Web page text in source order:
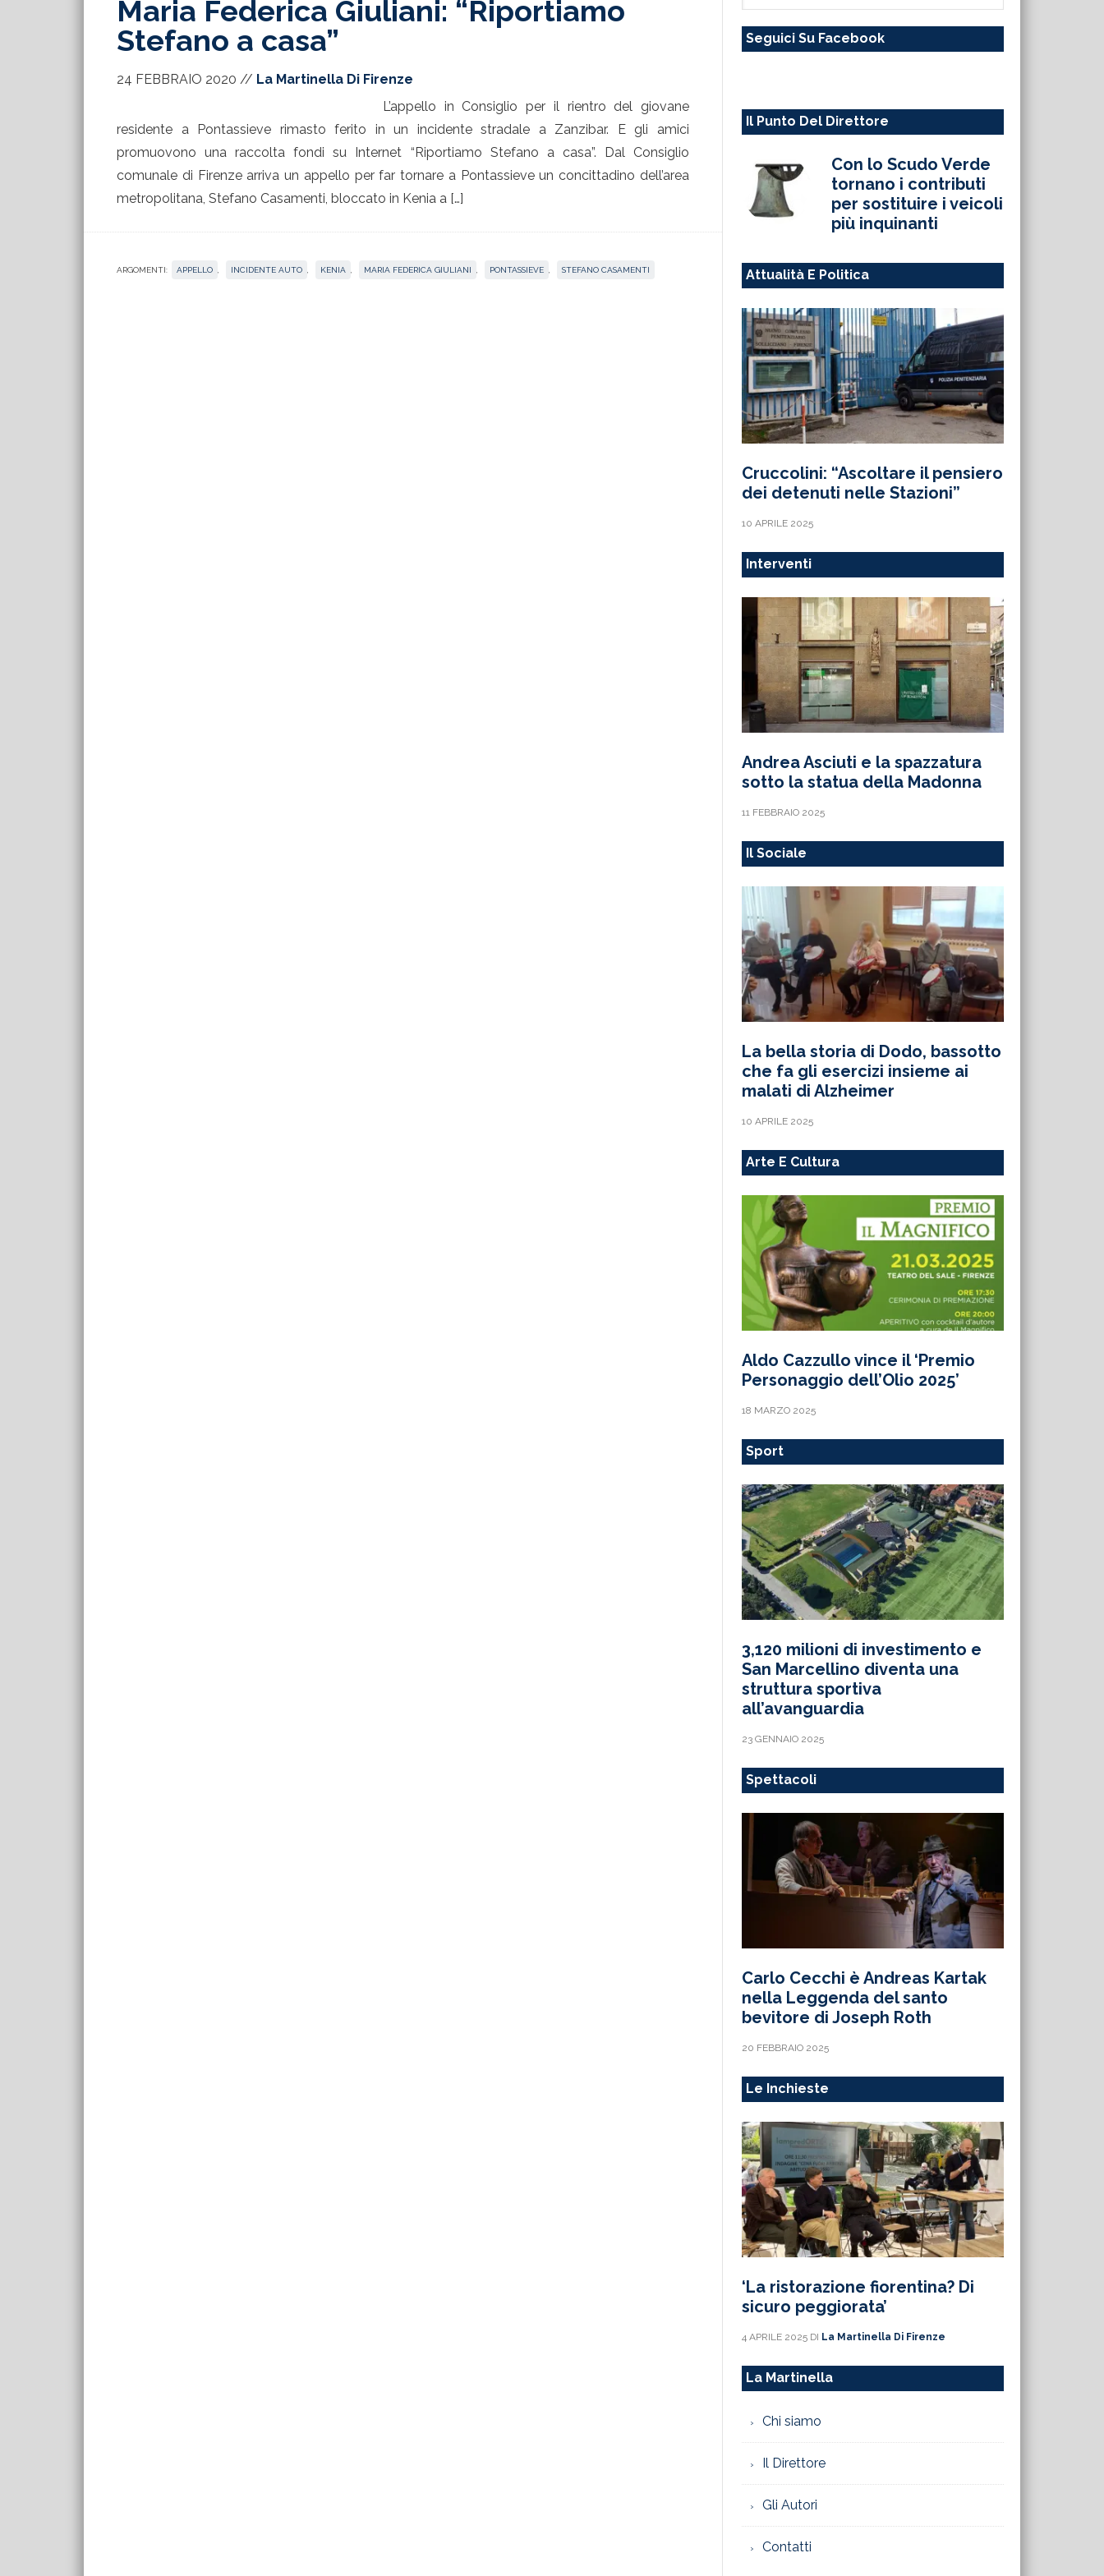
Maria Federica Giuliani: “Riportiamo
Stefano a casa”
24 FEBBRAIO 2020 // La Martinella Di Firenze
L’appello in Consiglio per il rientro del giovane
residente a Pontassieve rimasto ferito in un incidente stradale a Zanzibar. E gli amici
promuovono una raccolta fondi su Internet “Riportiamo Stefano a casa”. Dal Consiglio
comunale di Firenze arriva un appello per far tornare a Pontassieve un concittadino dell’area
metropolitana, Stefano Casamenti, bloccato in Kenia a […]
ARGOMENTI: APPELLO INCIDENTE AUTO KENIA MARIA FEDERICA GIULIANI PONTASSIEVE STEFANO CASAMENTI
sito
Seguici Su Facebook
Il Punto Del Direttore
Con lo Scudo Verde
tornano i contributi
per sostituire i veicoli
più inquinanti
Attualità E Politica
Cruccolini: “Ascoltare il pensiero
dei detenuti nelle Stazioni”
10 APRILE 2025
Interventi
Andrea Asciuti e la spazzatura
sotto la statua della Madonna
11 FEBBRAIO 2025
Il Sociale
La bella storia di Dodo, bassotto
che fa gli esercizi insieme ai
malati di Alzheimer
10 APRILE 2025
Arte E Cultura
Aldo Cazzullo vince il ‘Premio
Personaggio dell’Olio 2025’
18 MARZO 2025
Sport
3,120 milioni di investimento e
San Marcellino diventa una
struttura sportiva
all’avanguardia
23 GENNAIO 2025
Spettacoli
Carlo Cecchi è Andreas Kartak
nella Leggenda del santo
bevitore di Joseph Roth
20 FEBBRAIO 2025
Le Inchieste
‘La ristorazione fiorentina? Di
sicuro peggiorata’
4 APRILE 2025 DI La Martinella Di Firenze
La Martinella
Chi siamo
Il Direttore
Gli Autori
Contatti